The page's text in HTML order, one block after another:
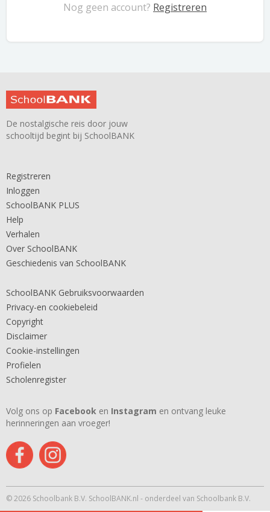
Nog geen account? Registreren
De nostalgische reis door jouw
schooltijd begint bij SchoolBANK
Registreren
Inloggen
SchoolBANK PLUS
Help
Verhalen
Over SchoolBANK
Geschiedenis van SchoolBANK
SchoolBANK Gebruiksvoorwaarden
Privacy-en cookiebeleid
Copyright
Disclaimer
Cookie-instellingen
Profielen
Scholenregister
Volg ons op Facebook en Instagram en ontvang leuke
herinneringen aan vroeger!
© 2026 Schoolbank B.V. SchoolBANK.nl - onderdeel van Schoolbank B.V.